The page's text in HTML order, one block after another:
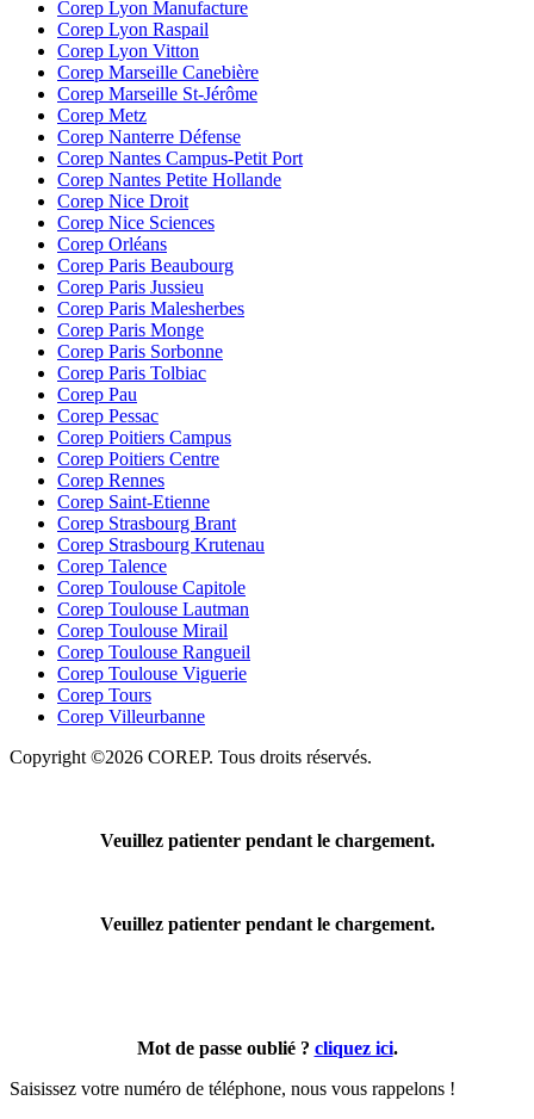
Corep Lyon Manufacture
Corep Lyon Raspail
Corep Lyon Vitton
Corep Marseille Canebière
Corep Marseille St-Jérôme
Corep Metz
Corep Nanterre Défense
Corep Nantes Campus-Petit Port
Corep Nantes Petite Hollande
Corep Nice Droit
Corep Nice Sciences
Corep Orléans
Corep Paris Beaubourg
Corep Paris Jussieu
Corep Paris Malesherbes
Corep Paris Monge
Corep Paris Sorbonne
Corep Paris Tolbiac
Corep Pau
Corep Pessac
Corep Poitiers Campus
Corep Poitiers Centre
Corep Rennes
Corep Saint-Etienne
Corep Strasbourg Brant
Corep Strasbourg Krutenau
Corep Talence
Corep Toulouse Capitole
Corep Toulouse Lautman
Corep Toulouse Mirail
Corep Toulouse Rangueil
Corep Toulouse Viguerie
Corep Tours
Corep Villeurbanne
Copyright ©2026 COREP. Tous droits réservés.
Veuillez patienter pendant le chargement.
Veuillez patienter pendant le chargement.
Mot de passe oublié ? cliquez ici.
Saisissez votre numéro de téléphone, nous vous rappelons !